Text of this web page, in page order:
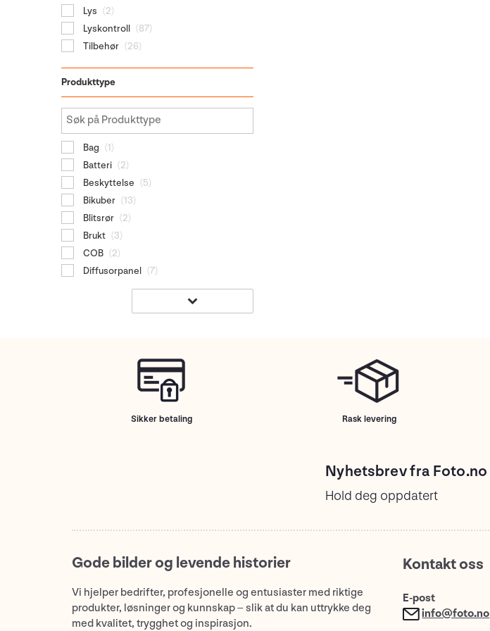
Lys (2)
Lyskontroll (87)
Tilbehør (26)
Produkttype
Bag (1)
Batteri (2)
Beskyttelse (5)
Bikuber (13)
Blitsrør (2)
Brukt (3)
COB (2)
Diffusorpanel (7)
Sikker betaling Rask levering
Nyhetsbrev fra Foto.no
Hold deg oppdatert
Gode bilder og levende historier
Vi hjelper bedrifter, profesjonelle og entusiaster med riktige
produkter, løsninger og kunnskap – slik at du kan uttrykke deg
med kvalitet, trygghet og inspirasjon.
Kontakt oss
E-post
info@foto.no